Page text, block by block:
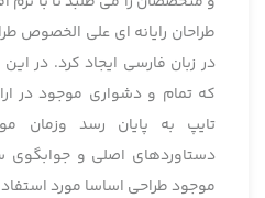
طراحان رایانه ای علی الخصوص
در زبان فارسی ایجاد کرد. در
که تمام و دشواری موجود در
تایپ به پایان رسد وزمان
دستاوردهای اصلی و جوابگوی
موجود طراحی اساسا مورد